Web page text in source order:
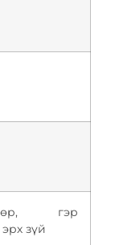
гэр
зүй